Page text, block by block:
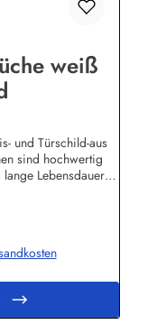
weiß
und Türschild-aus
sind hochwertig
Lebensdauer
werden, weil sonst
können
geht's zu den
Bini Inh. Eda